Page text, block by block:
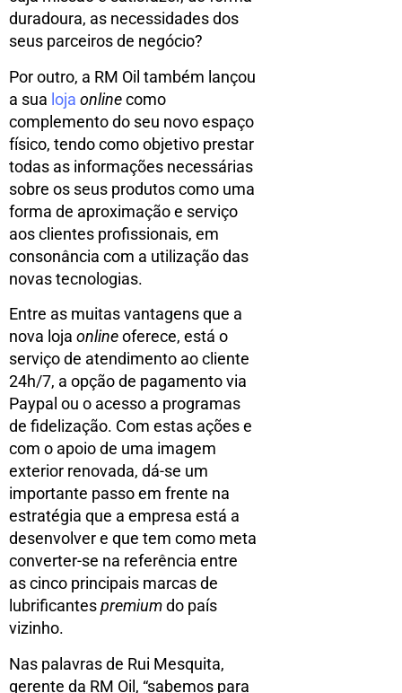
duradoura, as necessidades dos
seus parceiros de negócio?
Por outro, a RM Oil também lançou
a sua loja onlinecomo
complemento do seu novo espaço
físico, tendo como objetivo prestar
todas as informações necessárias
sobre os seus produtos como uma
forma de aproximação e serviço
aos clientes profissionais, em
consonância com a utilização das
novas tecnologias.
Entre as muitas vantagens que a
nova loja onlineoferece, está o
serviço de atendimento ao cliente
24h/7, a opção de pagamento via
Paypal ou o acesso a programas
de fidelização. Com estas ações e
com o apoio de uma imagem
exterior renovada, dá-se um
importante passo em frente na
estratégia que a empresa está a
desenvolver e que tem como meta
converter-se na referência entre
as cinco principais marcas de
lubrificantespremiumdo país
vizinho.
Nas palavras de Rui Mesquita,
gerente da RM Oil, “sabemos para